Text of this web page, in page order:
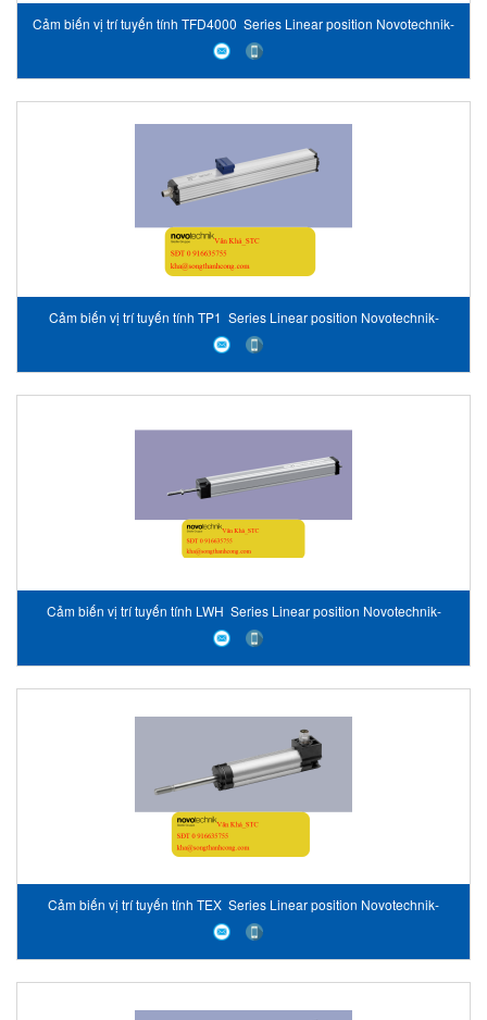
Cảm biến vị trí tuyến tính TFD4000 Series Linear position Novotechnik-
Vietnam
Cảm biến vị trí tuyến tính TP1 Series Linear position Novotechnik-
Vietnam
Cảm biến vị trí tuyến tính LWH Series Linear position Novotechnik-
Vietnam
Cảm biến vị trí tuyến tính TEX Series Linear position Novotechnik-
Vietnam